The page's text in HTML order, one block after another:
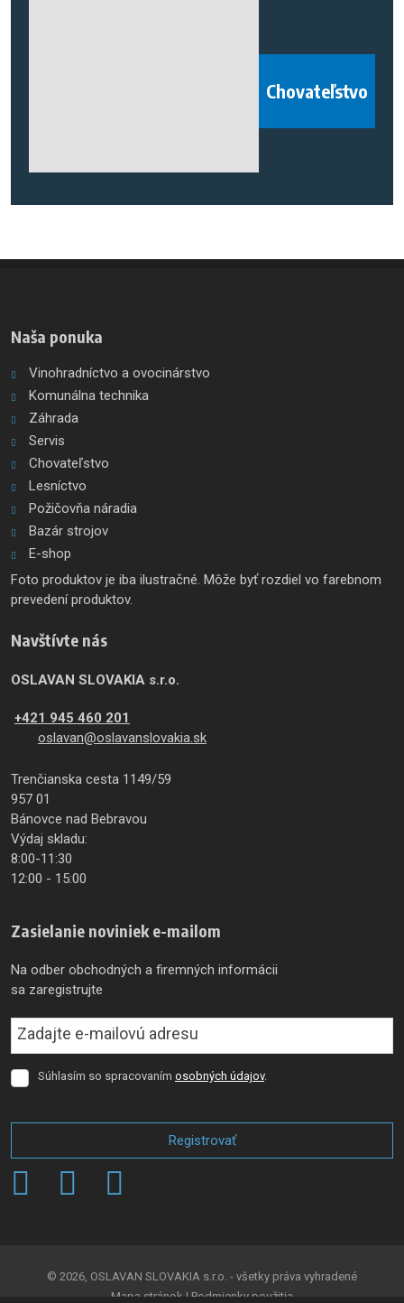
Chovateľstvo
Naša ponuka
Vinohradníctvo a ovocinárstvo
Komunálna technika
Záhrada
Servis
Chovateľstvo
Lesníctvo
Požičovňa náradia
Bazár strojov
E-shop
Foto produktov je iba ilustračné. Môže byť rozdiel vo farebnom
prevedení produktov.
Navštívte nás
OSLAVAN SLOVAKIA s.r.o.
+421 945 460 201
oslavan@oslavanslovakia.sk
Trenčianska cesta 1149/59
957 01
Bánovce nad Bebravou
Výdaj skladu:
8:00-11:30
12:00 - 15:00
Zasielanie noviniek e-mailom
Na odber obchodných a firemných informácii
sa zaregistrujte
Súhlasím
osobných
Súhlasím so spracovaním osobných údajov.
Registrovať
Formulár
© 2026, OSLAVAN SLOVAKIA s.r.o. - všetky práva vyhradené
Mapa stránok | Podmienky použitia